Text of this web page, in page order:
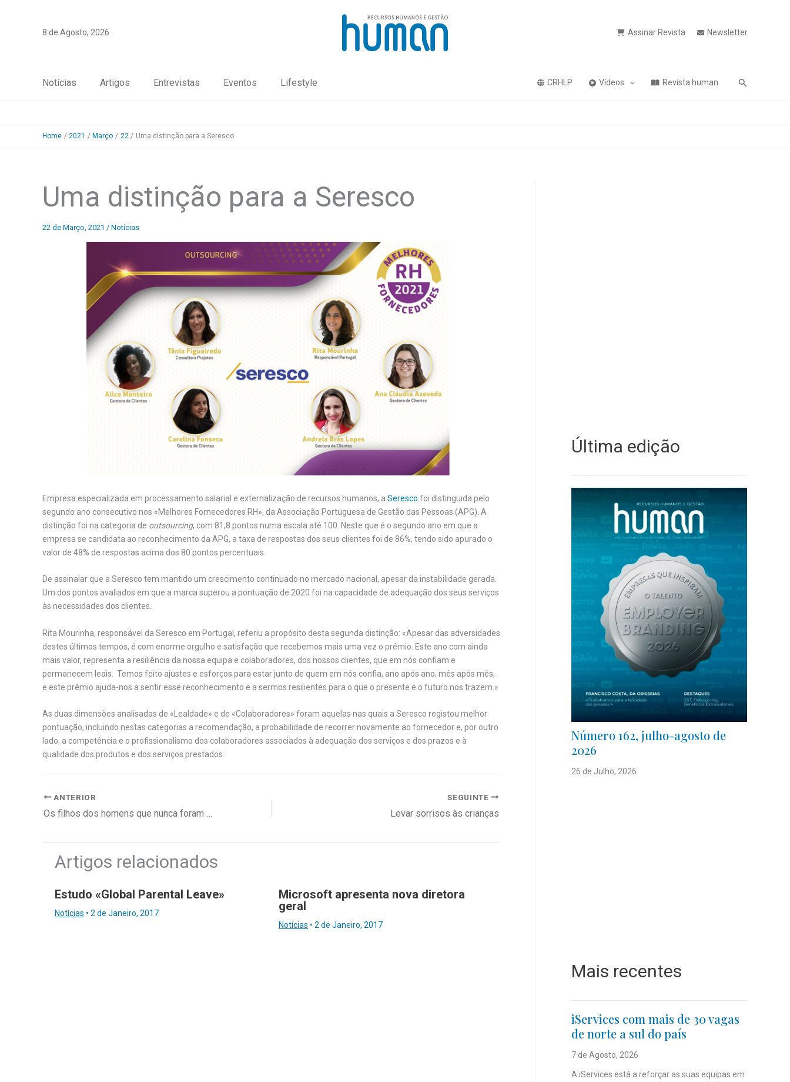
8 de Agosto, 2026 Assinar Revista Newsletter
Notícias Artigos Entrevistas Eventos Lifestyle CRHLP Vídeos Revista human Pesquisa
Home 2021 Março 22 Uma distinção para a Seresco
Uma distinção para a Seresco
22 de Março, 2021 / Notícias
Empresa especializada em processamento salarial e externalização de recursos humanos, a Seresco foi distinguida pelo
segundo ano consecutivo nos «Melhores Fornecedores RH», da Associação Portuguesa de Gestão das Pessoas (APG). A
distinção foi na categoria de outsourcing, com 81,8 pontos numa escala até 100. Neste que é o segundo ano em que a
empresa se candidata ao reconhecimento da APG, a taxa de respostas dos seus clientes foi de 86%, tendo sido apurado o
valor de 48% de respostas acima dos 80 pontos percentuais.
De assinalar que a Seresco tem mantido um crescimento continuado no mercado nacional, apesar da instabilidade gerada.
Um dos pontos avaliados em que a marca superou a pontuação de 2020 foi na capacidade de adequação dos seus serviços
às necessidades dos clientes.
Rita Mourinha, responsável da Seresco em Portugal, referiu a propósito desta segunda distinção: «Apesar das adversidades
destes últimos tempos, é com enorme orgulho e satisfação que recebemos mais uma vez o prémio. Este ano com ainda
mais valor, representa a resiliência da nossa equipa e colaboradores, dos nossos clientes, que em nós confiam e
permanecem leais. Temos feito ajustes e esforços para estar junto de quem em nós confia, ano após ano, mês após mês,
e este prémio ajuda-nos a sentir esse reconhecimento e a sermos resilientes para o que o presente e o futuro nos trazem.»
As duas dimensões analisadas de «Lealdade» e de «Colaboradores» foram aquelas nas quais a Seresco registou melhor
pontuação, incluindo nestas categorias a recomendação, a probabilidade de recorrer novamente ao fornecedor e, por outro
lado, a competência e o profissionalismo dos colaboradores associados à adequação dos serviços e dos prazos e à
qualidade dos produtos e dos serviços prestados.
ANTERIOR
Os filhos dos homens que nunca foram meninos
SEGUINTE
Levar sorrisos às crianças
Artigos relacionados
Estudo «Global Parental Leave»
Notícias • 2 de Janeiro, 2017
Microsoft apresenta nova diretora
geral
Notícias • 2 de Janeiro, 2017
Última edição
Número 162, julho-agosto de
2026
26 de Julho, 2026
Mais recentes
iServices com mais de 30 vagas
de norte a sul do país
7 de Agosto, 2026
A iServices está a reforçar as suas equipas em